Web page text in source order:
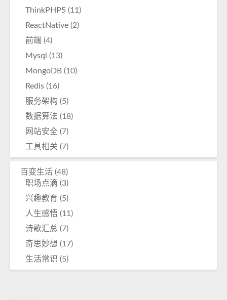
ThinkPHP5 (11)
ReactNative (2)
前端 (4)
Mysql (13)
MongoDB (10)
Redis (16)
服务架构 (5)
数据算法 (18)
网站安全 (7)
工具相关 (7)
百变生活 (48)
职场点滴 (3)
兴趣教育 (5)
人生感悟 (11)
诗歌汇总 (7)
奇思妙想 (17)
生活常识 (5)